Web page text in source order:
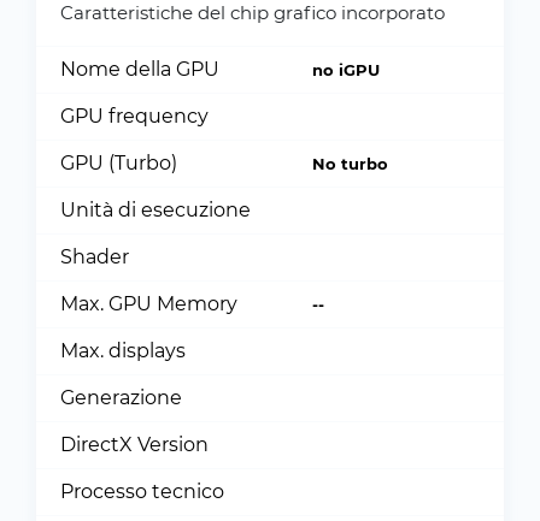
Caratteristiche del chip grafico incorporato
Nome della GPU no iGPU
GPU frequency
GPU (Turbo) No turbo
Unità di esecuzione
Shader
Max. GPU Memory --
Max. displays
Generazione
DirectX Version
Processo tecnico